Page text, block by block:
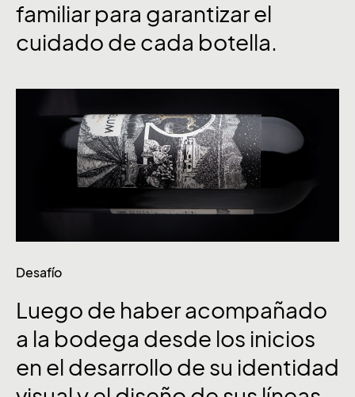
familiarpara garantizarel
cuidado de cada botella.
Desafío
Luego de haberacompañado
a la bodega desde los inicios
en el desarrollo de su identidad